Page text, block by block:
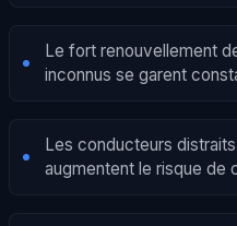
Le fort renouvellement
inconnus se garent
Les conducteurs
augmentent le risque de